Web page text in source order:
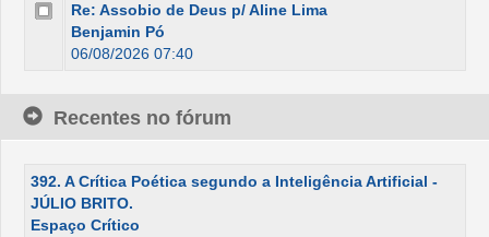
Re: Assobio de Deus p/ Aline Lima
Benjamin Pó
06/08/2026 07:40
Recentes no fórum
392. A Crítica Poética segundo a Inteligência Artificial -
JÚLIO BRITO.
Espaço Crítico